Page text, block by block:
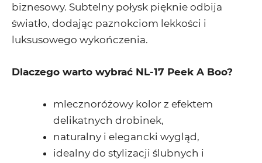
biznesowy. Subtelny połysk pięknie odbija
światło, dodając paznokciom lekkości i
luksusowego wykończenia.
Dlaczego warto wybrać NL-17 Peek A Boo?
mlecznoróżowy kolor z efektem
delikatnych drobinek,
naturalny i elegancki wygląd,
idealny do stylizacji ślubnych i